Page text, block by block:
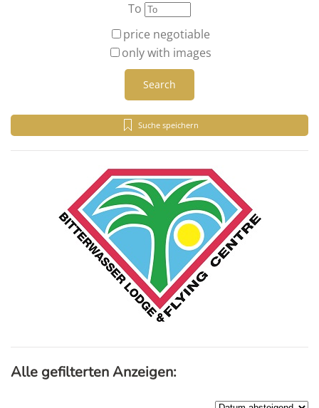
To
price negotiable
only with images
Search
Suche speichern
Alle gefilterten Anzeigen: